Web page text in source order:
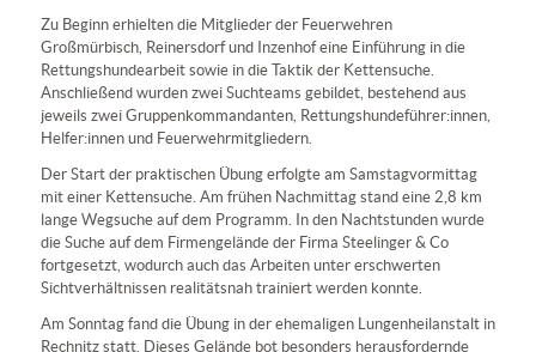
Zu Beginn erhielten die Mitglieder der Feuerwehren
Großmürbisch, Reinersdorf und Inzenhof eine Einführung in die
Rettungshundearbeit sowie in die Taktik der Kettensuche.
Anschließend wurden zwei Suchteams gebildet, bestehend aus
jeweils zwei Gruppenkommandanten, Rettungshundeführer:innen,
Helfer:innen und Feuerwehrmitgliedern.
Der Start der praktischen Übung erfolgte am Samstagvormittag
mit einer Kettensuche. Am frühen Nachmittag stand eine 2,8 km
lange Wegsuche auf dem Programm. In den Nachtstunden wurde
die Suche auf dem Firmengelände der Firma Steelinger & Co
fortgesetzt, wodurch auch das Arbeiten unter erschwerten
Sichtverhältnissen realitätsnah trainiert werden konnte.
Am Sonntag fand die Übung in der ehemaligen Lungenheilanstalt in
Rechnitz statt. Dieses Gelände bot besonders herausfordernde